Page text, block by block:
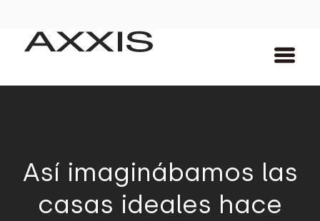
Así imaginábamos las
casas ideales hace